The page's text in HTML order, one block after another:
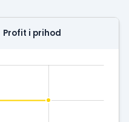
Profit i prihod